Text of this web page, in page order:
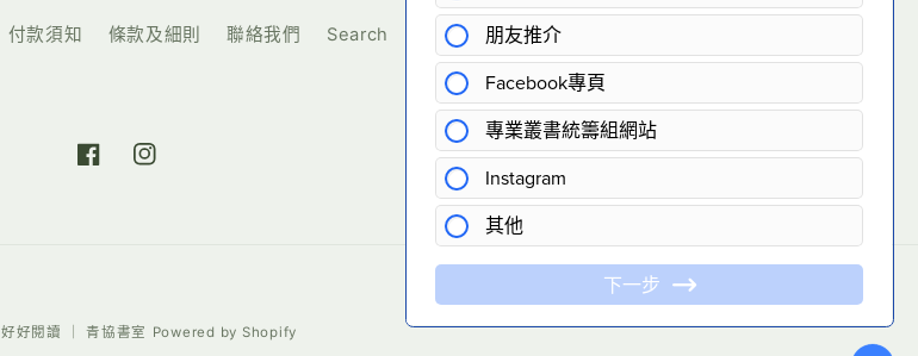
付款須知 條款及細則 聯絡我們 Search
https://www.facebook.com/hohoreading
https://www.instagram.com/hohoreading/
好好閱讀 ｜ 青協書室 Powered by Shopify